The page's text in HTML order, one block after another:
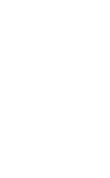
Prime
qui propose aussi un
que sa petite sœur, la
permet d’installer
assez compliqué, car